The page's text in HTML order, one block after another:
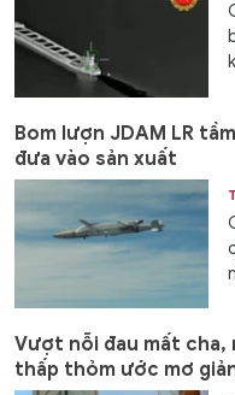
Bom lượn JDAM LR
đưa vào sản xuất
Vượt nỗi đau mất cha,
thấp thỏm ước mơ